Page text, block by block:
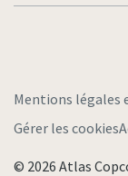
Mentions
Gérer les cookies
© 2026 Atlas